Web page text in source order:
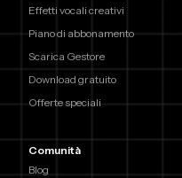
Effetti vocali creativi
Piano di abbonamento
Scarica Gestore
Download gratuito
Offerte speciali
Comunità
Blog